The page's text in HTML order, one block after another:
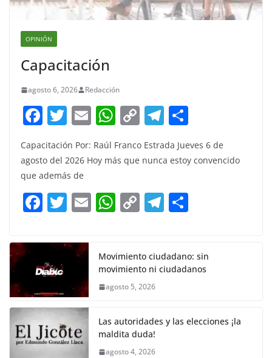
OPINIÓN
Capacitación
agosto 6, 2026 Redacción
F
a
c
e
b
o
k
T
itt
er
E
m
ai
W
at
A
p
C
p
Li
n
T
el
e
a
m
ar
e
Capacitación Por: Raúl Franco Estrada Jueves 6 de
agosto del 2026 Hoy más que nunca estoy convencido
que además de
F
c
e
b
o
o
k
T
itt
er
E W
s
A
p
C
y
Li
k
T
gr
a
e
Movimiento ciudadano: sin
movimiento ni ciudadanos
agosto 5, 2026
Las autoridades y las elecciones ¡la
maldita duda!
agosto 4, 2026